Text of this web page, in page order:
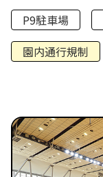
P9駐車場
園内通行規制